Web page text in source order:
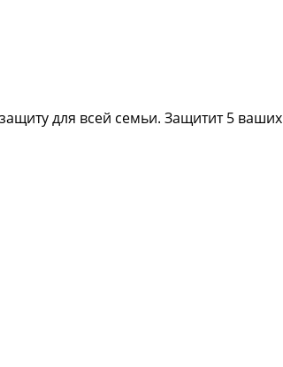
для всей семьи. Защитит 5 ваших